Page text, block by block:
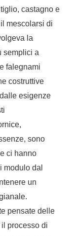
castagno e
mescolarsi di
la
semplici a
falegnami
costruttive
esigenze
sono
ci hanno
modulo dal
un
pensate delle
processo di